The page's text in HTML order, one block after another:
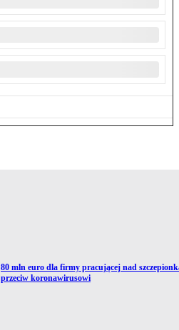
Przejdź do artykułu:
80 mln euro dla firmy pracującej nad
przeciw koronawirusowi